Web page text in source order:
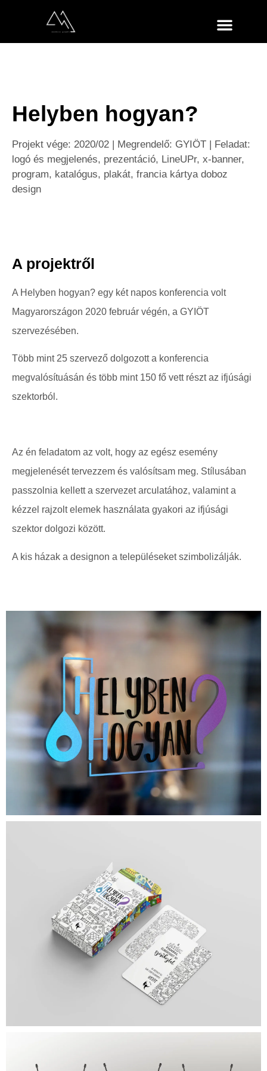
Helyben hogyan?
Projekt vége: 2020/02 | Megrendelő: GYIÖT | Feladat:
logó és megjelenés, prezentáció, LineUPr, x-banner,
program, katalógus, plakát, francia kártya doboz
design
A projektről
A Helyben hogyan? egy két napos konferencia volt
Magyarországon 2020 február végén, a GYIÖT
szervezésében.
Több mint 25 szervező dolgozott a konferencia
megvalósítuásán és több mint 150 fő vett részt az ifjúsági
szektorból.
Az én feladatom az volt, hogy az egész esemény
megjelenését tervezzem és valósítsam meg. Stílusában
passzolnia kellett a szervezet arculatához, valamint a
kézzel rajzolt elemek használata gyakori az ifjúsági
szektor dolgozi között.
A kis házak a designon a településeket szimbolizálják.